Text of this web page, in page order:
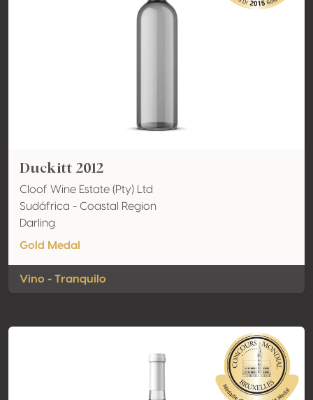
Duckitt 2012
Cloof Wine Estate (Pty) Ltd
Sudáfrica - Coastal Region
Darling
Gold Medal
Vino - Tranquilo